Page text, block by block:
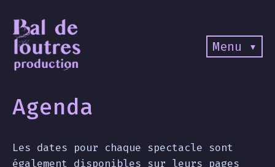
Menu ▾
Agenda
Les dates pour chaque spectacle sont
également disponibles sur leurs pages